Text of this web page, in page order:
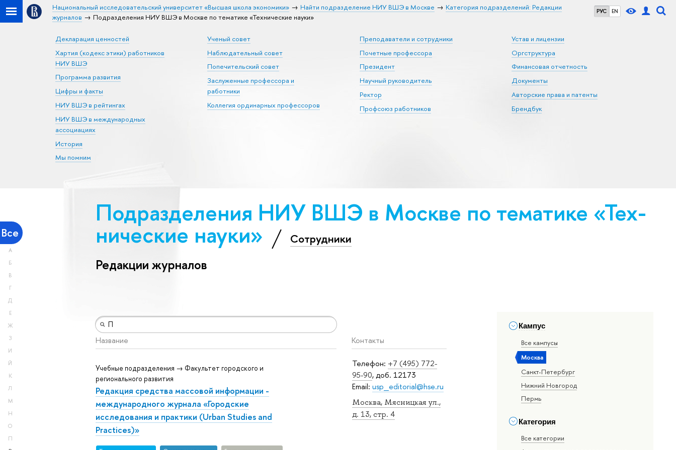
РУС EN
Национальный исследовательский университет «Высшая школа экономики» Найти подразделение НИУ ВШЭ в Москве
Категория подразделений: Редакции
журналов
Подразделения НИУ ВШЭ в Москве по тематике «Тех­ничес­кие науки»
Декларация ценностей
Хартия (кодекс этики) работников
НИУ ВШЭ
Программа развития
Цифры и факты
НИУ ВШЭ в рейтингах
НИУ ВШЭ в международных
ассоциациях
История
Мы помним
Ученый совет
Наблюдательный совет
Попечительский совет
Заслуженные профессора и
работники
Коллегия ординарных профессоров
Преподаватели и сотрудники
Почетные профессора
Президент
Научный руководитель
Ректор
Профсоюз работников
Устав и лицензии
Оргструктура
Финансовая отчетность
Документы
Авторские права и патенты
Брендбук
Все
А
Б
В
Г
Д
Е
Ж
З
И
Й
К
Л
М
Н
О
П
Подразделения НИУ ВШЭ в Москве по тематике «Тех­
ничес­кие науки» Сотрудники
Редакции журналов
Кампус
Все кампусы
Москва
Санкт-Петербург
Нижний Новгород
Пермь
Категория
Все категории
Название Контакты
Телефон: +7 (495) 772-
95-90, доб. 12173
Email: usp_editorial@hse.ru
Москва, Мясницкая ул.,
д. 13, стр. 4
Учебные подразделения → Факультет городского и
регионального развития
Редакция средства массовой информации -
международного журнала «Городские
исследования и практики (Urban Studies and
Practices)»